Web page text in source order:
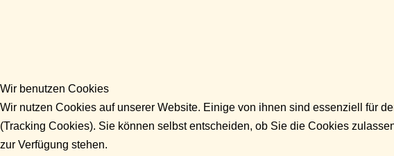
Wir benutzen Cookies
Wir nutzen Cookies auf unserer Website. Einige von ihnen sind essenziell für
(Tracking Cookies). Sie können selbst entscheiden, ob Sie die Cookies
zur Verfügung stehen.